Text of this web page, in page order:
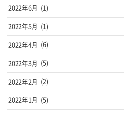
2022年6月 (1)
2022年5月 (1)
2022年4月 (6)
2022年3月 (5)
2022年2月 (2)
2022年1月 (5)